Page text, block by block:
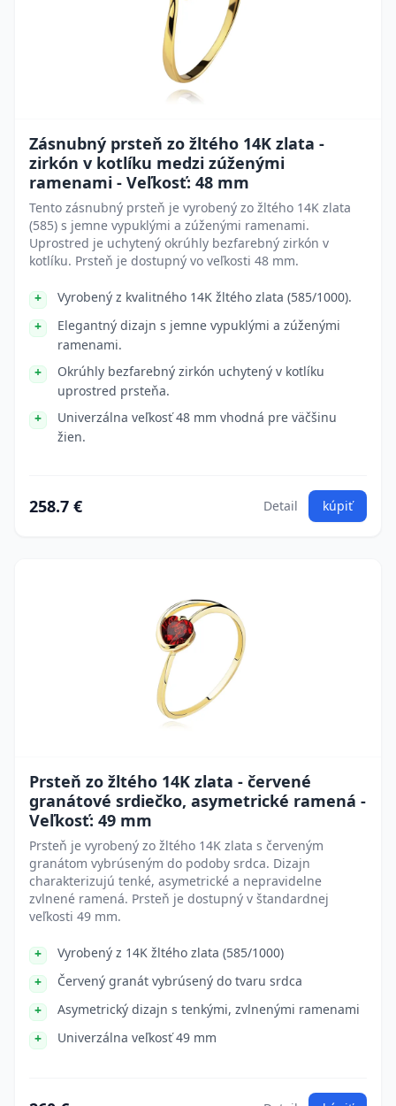
Zásnubný prsteň zo žltého 14K zlata -
zirkón v kotlíku medzi zúženými
ramenami - Veľkosť: 48 mm
Tento zásnubný prsteň je vyrobený zo žltého 14K zlata
(585) s jemne vypuklými a zúženými ramenami.
Uprostred je uchytený okrúhly bezfarebný zirkón v
kotlíku. Prsteň je dostupný vo veľkosti 48 mm.
Vyrobený z kvalitného 14K žltého zlata (585/1000).
Elegantný dizajn s jemne vypuklými a zúženými
ramenami.
Okrúhly bezfarebný zirkón uchytený v kotlíku
uprostred prsteňa.
Univerzálna veľkosť 48 mm vhodná pre väčšinu
žien.
258.7 € Detail kúpiť
Prsteň zo žltého 14K zlata - červené
granátové srdiečko, asymetrické ramená -
Veľkosť: 49 mm
Prsteň je vyrobený zo žltého 14K zlata s červeným
granátom vybrúseným do podoby srdca. Dizajn
charakterizujú tenké, asymetrické a nepravidelne
zvlnené ramená. Prsteň je dostupný v štandardnej
veľkosti 49 mm.
Vyrobený z 14K žltého zlata (585/1000)
Červený granát vybrúsený do tvaru srdca
Asymetrický dizajn s tenkými, zvlnenými ramenami
Univerzálna veľkosť 49 mm